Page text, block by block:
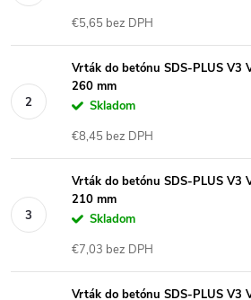
€5,65 bez DPH
Vrták do betónu SDS-PLUS V3
260 mm
Skladom
€8,45 bez DPH
Vrták do betónu SDS-PLUS V3
210 mm
Skladom
€7,03 bez DPH
Vrták do betónu SDS-PLUS V3